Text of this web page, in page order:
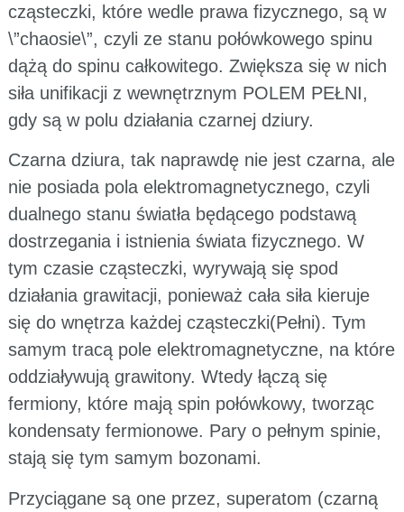
cząsteczki, które wedle prawa fizycznego, są w
\”chaosie\”, czyli ze stanu połówkowego spinu
dążą do spinu całkowitego. Zwiększa się w nich
siła unifikacji z wewnętrznym POLEM PEŁNI,
gdy są w polu działania czarnej dziury.
Czarna dziura, tak naprawdę nie jest czarna, ale
nie posiada pola elektromagnetycznego, czyli
dualnego stanu światła będącego podstawą
dostrzegania i istnienia świata fizycznego. W
tym czasie cząsteczki, wyrywają się spod
działania grawitacji, ponieważ cała siła kieruje
się do wnętrza każdej cząsteczki(Pełni). Tym
samym tracą pole elektromagnetyczne, na które
oddziaływują grawitony. Wtedy łączą się
fermiony, które mają spin połówkowy, tworząc
kondensaty fermionowe. Pary o pełnym spinie,
stają się tym samym bozonami.
Przyciągane są one przez, superatom (czarną